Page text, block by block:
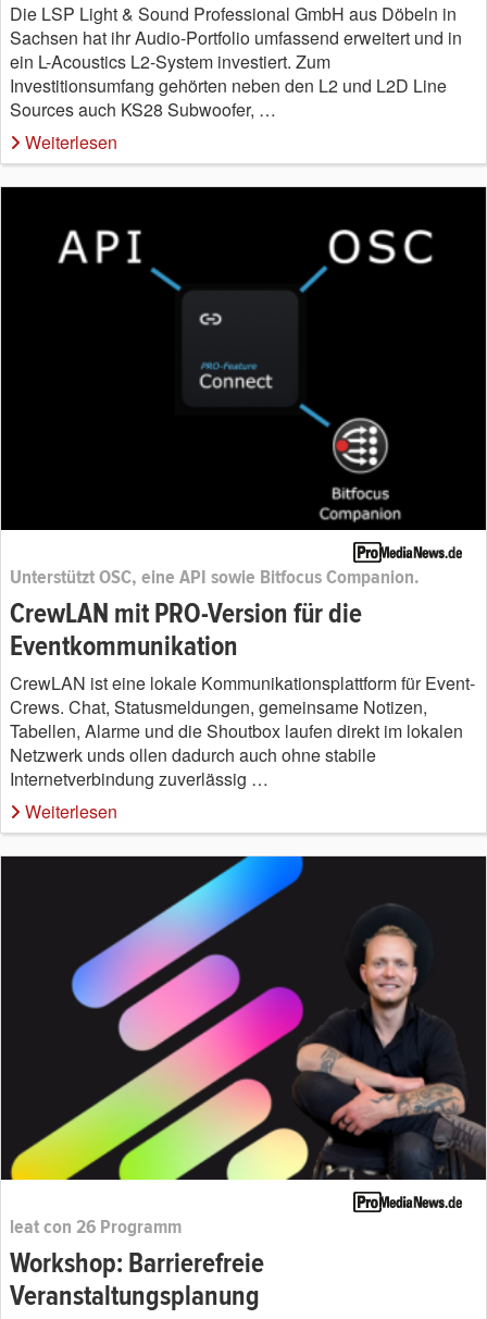
Die LSP Light & Sound Professional GmbH aus Döbeln in
Sachsen hat ihr Audio-Portfolio umfassend erweitert und in
ein L-Acoustics L2-System investiert. Zum
Investitionsumfang gehörten neben den L2 und L2D Line
Sources auch KS28 Subwoofer, …
Weiterlesen
Unterstützt OSC, eine API sowie Bitfocus Companion.
CrewLAN mit PRO-Version für die
Eventkommunikation
CrewLAN ist eine lokale Kommunikationsplattform für Event-
Crews. Chat, Statusmeldungen, gemeinsame Notizen,
Tabellen, Alarme und die Shoutbox laufen direkt im lokalen
Netzwerk unds ollen dadurch auch ohne stabile
Internetverbindung zuverlässig …
Weiterlesen
leat con 26 Programm
Workshop: Barrierefreie
Veranstaltungsplanung